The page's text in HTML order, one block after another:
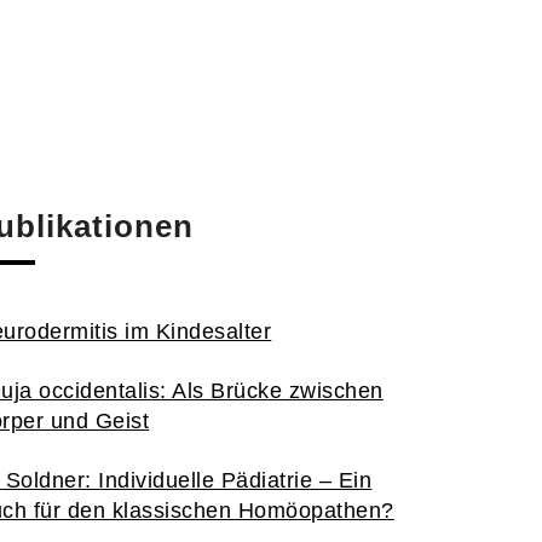
im Kindesalter
occidentalis: Als Brücke zwischen
und Geist
Soldner: Individuelle Pädiatrie – Ein
für den klassischen Homöopathen?